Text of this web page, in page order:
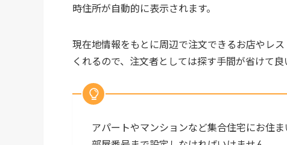
時住所が自動的に表示されます。
現在地情報をもとに周辺で注文できるお店やレ
くれるので、注文者としては探す手間が省けて良
アパートやマンションなど集合住宅にお住